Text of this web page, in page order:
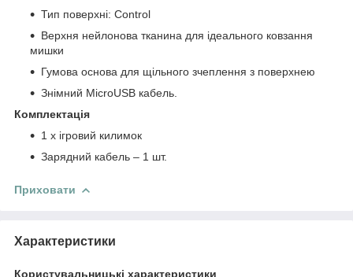
Тип поверхні: Control
Верхня нейлонова тканина для ідеального ковзання
мишки
Гумова основа для щільного зчеплення з поверхнею
Знімний MicroUSB кабель.
Комплектація
1 x ігровий килимок
Зарядний кабель – 1 шт.
Приховати
Характеристики
Користувальницькі характеристики